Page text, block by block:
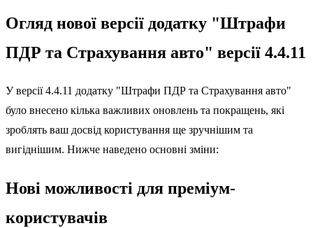
Огляд нової версії додатку "Штрафи
ПДР та Страхування авто" версії 4.4.11
У версії 4.4.11 додатку "Штрафи ПДР та Страхування авто"
було внесено кілька важливих оновлень та покращень, які
зроблять ваш досвід користування ще зручнішим та
вигіднішим. Нижче наведено основні зміни:
Нові можливості для преміум-
користувачів